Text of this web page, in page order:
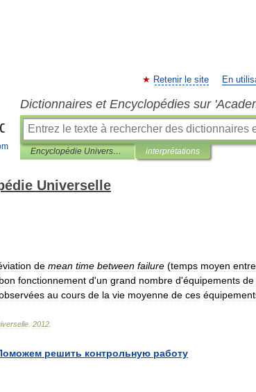
Retenir le site En
Dictionnaires et Encyclopédies sur
Encyclopédie Universelle interprétations
Universelle
de mean time between failure (temps moyen entre
bon fonctionnement d'un grand nombre d'équipements de
au cours de la vie moyenne de ces
2012
решить контрольную работу